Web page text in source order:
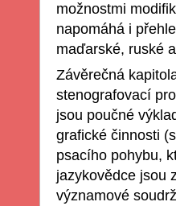
možnostmi
napomáhá i
maďarské, ruské
Závěrečná
stenografovací
jsou poučné
grafické činnosti
psacího pohybu,
jazykovědce jsou
významové